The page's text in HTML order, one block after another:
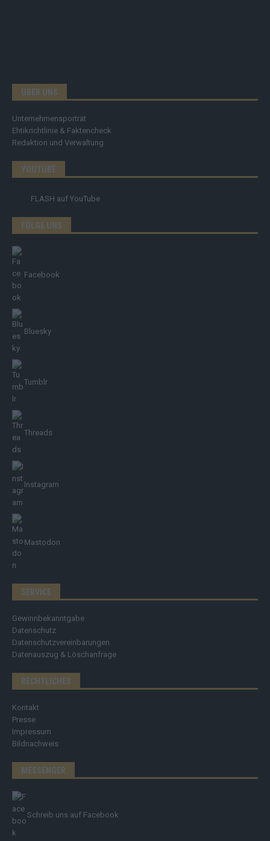
ÜBER UNS
Unternehmensporträt
Ehtikrichtlinie & Faktencheck
Redaktion und Verwaltung
YOUTUBE
FLASH auf YouTube
FOLGE UNS
Facebook
Bluesky
Tumblr
Threads
Instagram
Mastodon
SERVICE
Gewinnbekanntgabe
Datenschutz
Datenschutzvereinbarungen
Datenauszug & Löschanfrage
RECHTLICHES
Kontakt
Presse
Impressum
Bildnachweis
MESSENGER
Schreib uns auf Facebook